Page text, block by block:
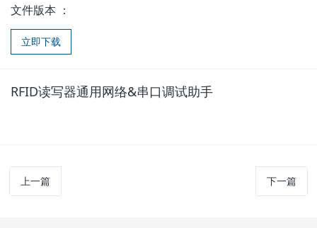
文件版本 ：
立即下载
RFID读写器通用网络&串口调试助手
上一篇 下一篇